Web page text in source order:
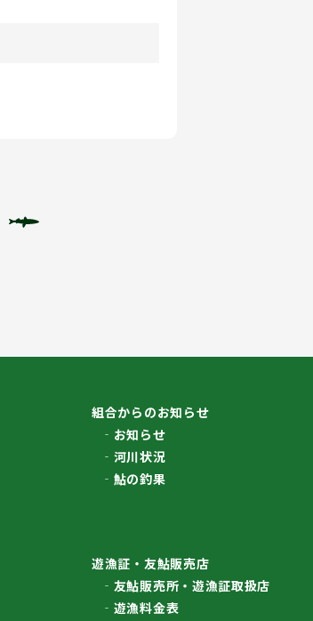
組合からのお知らせ
お知らせ
河川状況
鮎の釣果
遊漁証・友鮎販売店
友鮎販売所・遊漁証取扱店
遊漁料金表